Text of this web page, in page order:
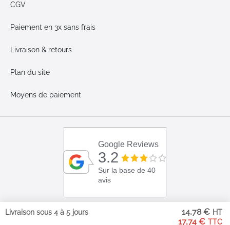
17,74 €
14,78 €
Livraison sous 4 à 5 jours
CGV
Paiement en 3x sans frais
Livraison & retours
Plan du site
Moyens de paiement
Google Reviews
3.2
Sur la base de 40
avis